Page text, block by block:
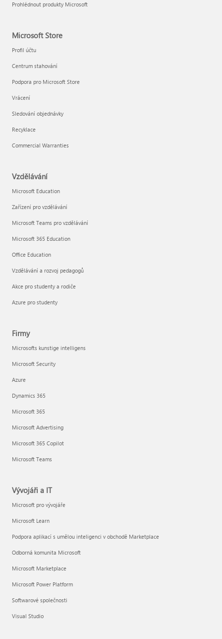
Prohlédnout produkty Microsoft
Microsoft Store
Profil účtu
Centrum stahování
Podpora pro Microsoft Store
Vrácení
Sledování objednávky
Recyklace
Commercial Warranties
Vzdělávání
Microsoft Education
Zařízení pro vzdělávání
Microsoft Teams pro vzdělávání
Microsoft 365 Education
Office Education
Vzdělávání a rozvoj pedagogů
Akce pro studenty a rodiče
Azure pro studenty
Firmy
Microsofts kunstige intelligens
Microsoft Security
Azure
Dynamics 365
Microsoft 365
Microsoft Advertising
Microsoft 365 Copilot
Microsoft Teams
Vývojáři a IT
Microsoft pro vývojáře
Microsoft Learn
Podpora aplikací s umělou inteligenci v obchodě Marketplace
Odborná komunita Microsoft
Microsoft Marketplace
Microsoft Power Platform
Softwarové společnosti
Visual Studio